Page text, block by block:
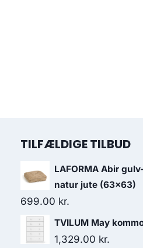
TILFÆLDIGE TILBUD
LAFORMA Abir
natur jute (63x63)
699.00 kr.
TVILUM May
1,329.00 kr.